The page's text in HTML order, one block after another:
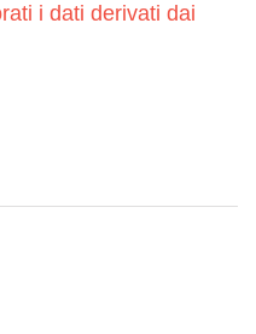
i dati derivati dai